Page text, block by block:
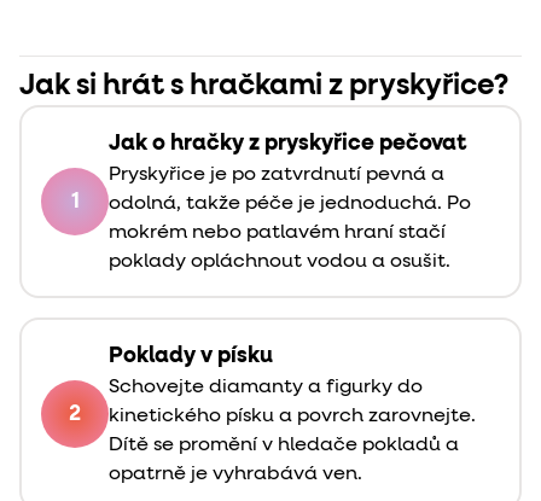
Jak si hrát s hračkami z pryskyřice?
1
Jak o hračky z pryskyřice pečovat
Pryskyřice je po zatvrdnutí pevná a
odolná, takže péče je jednoduchá. Po
mokrém nebo patlavém hraní stačí
poklady opláchnout vodou a osušit.
2
Poklady v písku
Schovejte diamanty a figurky do
kinetického písku a povrch zarovnejte.
Dítě se promění v hledače pokladů a
opatrně je vyhrabává ven.